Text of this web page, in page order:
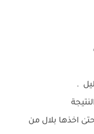
.
اخذها بلال من